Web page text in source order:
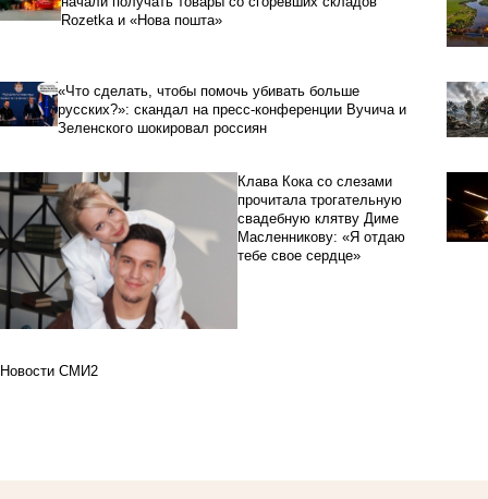
Rozetka и «Нова пошта»
«Что сделать, чтобы помочь убивать больше
русских?»: скандал на пресс-конференции Вучича и
Зеленского шокировал россиян
Клава Кока со слезами
прочитала трогательную
свадебную клятву Диме
Масленникову: «Я отдаю
тебе свое сердце»
Новости СМИ2